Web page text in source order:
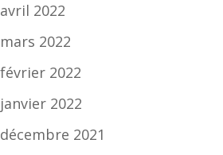
avril 2022
mars 2022
février 2022
janvier 2022
décembre 2021